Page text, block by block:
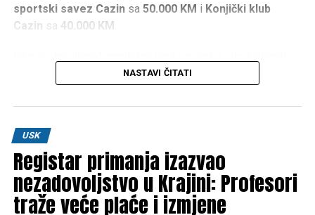
sportski savez Cazinsa 50.000 KM i Konjički klub
Cazin sa 40.000 KM
iznosa, u dostupnim informacijama nisu navedeni kriteriji
pojedini sportski kolektiv.
Najveći pojedinačni iznosi
Sportski savez USK –140.000 KM
Nogometni klub “Ključ” –80.000 KM
NASTAVI ČITATI
USK
Registar primanja izazvao
nezadovoljstvo u Krajini: Profesori
traže veće plaće i izmjene